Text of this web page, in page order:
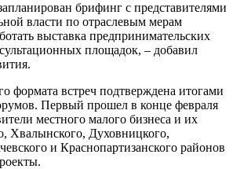
брифинг с представителями
власти по отраслевым мерам
выставка предпринимательских
площадок, – добавил
формата встреч подтверждена итогами
Первый прошел в конце февраля
местного малого бизнеса и их
Хвалынского, Духовницкого,
и Краснопартизанского районов